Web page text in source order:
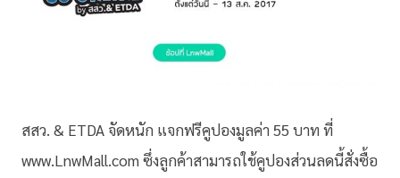
สสว. & ETDA จัดหนัก แจกฟรีคูปองมูลค่า 55 บาท ที่
www.LnwMall.com ซึ่งลูกค้าสามารถใช้คูปองส่วนลดนี้สั่งซื้อ